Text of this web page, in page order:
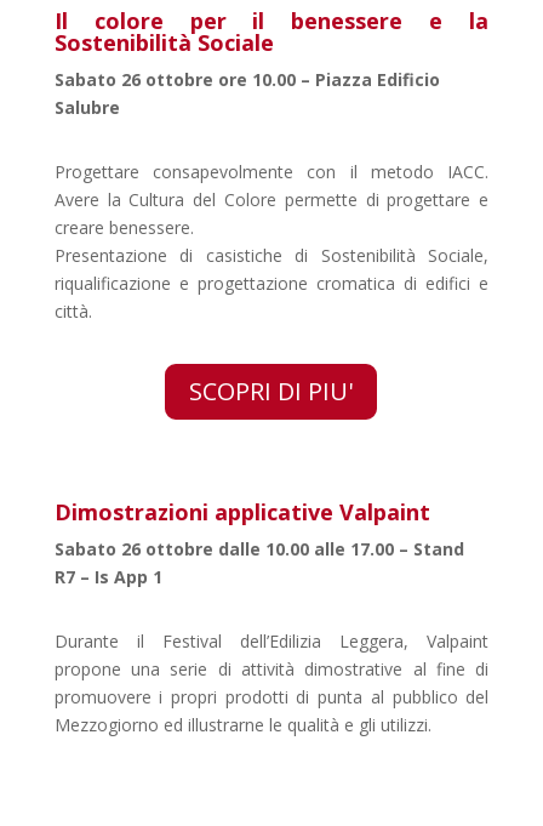
Il colore per il benessere e la
Sostenibilità Sociale
Sabato 26 ottobre ore 10.00 – Piazza Edificio
Salubre
Progettare consapevolmente con il metodo IACC.
Avere la Cultura del Colore permette di progettare e
creare benessere.
Presentazione di casistiche di Sostenibilità Sociale,
riqualificazione e progettazione cromatica di edifici e
città.
SCOPRI DI PIU'
Dimostrazioni applicative Valpaint
Sabato 26 ottobre dalle 10.00 alle 17.00 – Stand
R7 – Is App 1
Durante il Festival dell’Edilizia Leggera, Valpaint
propone una serie di attività dimostrative al fine di
promuovere i propri prodotti di punta al pubblico del
Mezzogiorno ed illustrarne le qualità e gli utilizzi.